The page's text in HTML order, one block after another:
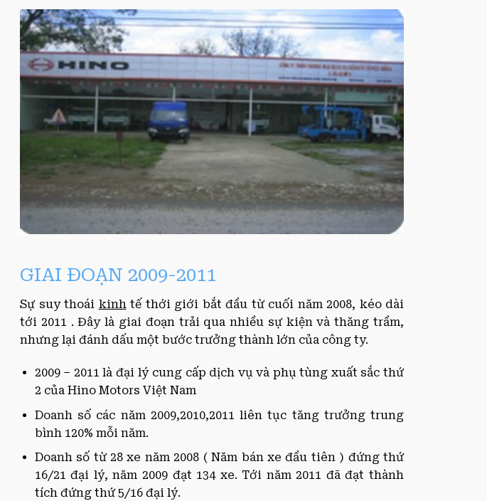
GIAI ĐOẠN 2009-2011
Sự suy thoái kinhtế thới giới bắt đầu từ cuối năm 2008, kéo dài
tới 2011 . Đây là giai đoạn trải qua nhiều sự kiện và thăng trầm,
nhưng lại đánh dấu một bước trưởng thành lớn của công ty.
2009 – 2011 là đại lý cung cấp dịch vụ và phụ tùng xuất sắc thứ
2 của Hino Motors Việt Nam
Doanh số các năm 2009,2010,2011 liên tục tăng trưởng trung
bình 120% mỗi năm.
Doanh số từ 28 xe năm 2008 ( Năm bán xe đầu tiên ) đứng thứ
16/21 đại lý, năm 2009 đạt 134 xe. Tới năm 2011 đã đạt thành
tích đứng thứ 5/16 đại lý.